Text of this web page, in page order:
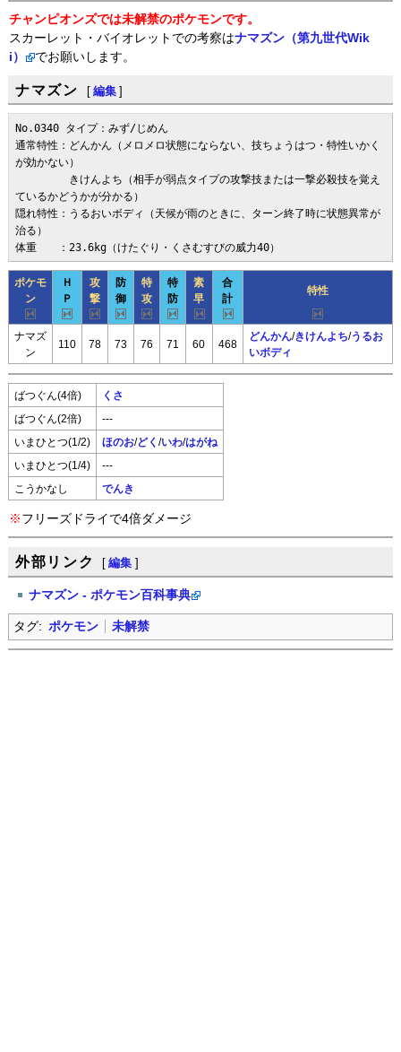
チャンピオンズでは未解禁のポケモンです。
スカーレット・バイオレットでの考察はナマズン（第九世代Wik
i）
でお願いします。
ナマズン [ 編集 ]
No.0340 タイプ：みず/じめん
通常特性：どんかん（メロメロ状態にならない、技ちょうはつ・特性いかく
が効かない）
きけんよち（相手が弱点タイプの攻撃技または一撃必殺技を覚え
ているかどうかが分かる）
隠れ特性：うるおいボディ（天候が雨のときに、ターン終了時に状態異常が
治る）
体重　　：23.6kg（けたぐり・くさむすびの威力40）
ポケモ
ン
Ｈ
Ｐ
攻
撃
防
御
特
攻
特
防
素
早
合
計
特性
ナマズ
ン
110 78 73 76 71 60 468
どんかん/きけんよち/うるお
いボディ
ばつぐん(4倍) くさ
ばつぐん(2倍) ---
いまひとつ(1/2) ほのお/どく /いわ/はがね
いまひとつ(1/4) ---
こうかなし でんき
※ フリーズドライで4倍ダメージ
外部リンク [ 編集 ]
ナマズン - ポケモン百科事典
タグ: ポケモン 未解禁